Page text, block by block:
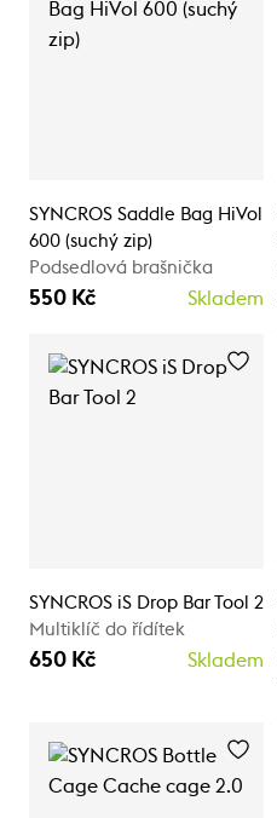
SYNCROS Saddle Bag HiVol
600 (suchý zip)
Podsedlová brašnička
550 Kč Skladem
SYNCROS iS Drop Bar Tool 2
Multiklíč do řídítek
650 Kč Skladem